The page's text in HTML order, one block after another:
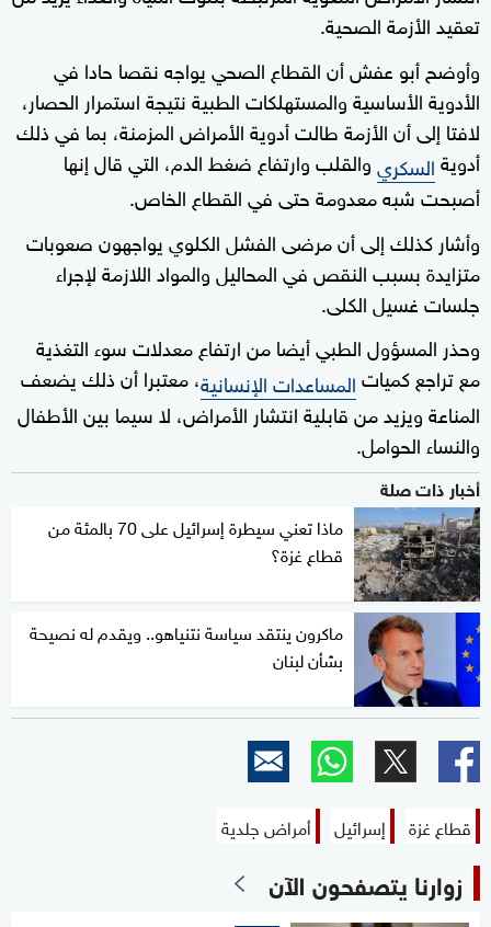
تعقيد الأزمة الصحية.
وأوضح أبو عفش أن القطاع الصحي يواجه نقصا حادا في
الأدوية الأساسية والمستهلكات الطبية نتيجة استمرار الحصار،
لافتا إلى أن الأزمة طالت أدوية الأمراض المزمنة، بما في ذلك
أدويةالسكريوالقلب وارتفاع ضغط الدم، التي قال إنها
أصبحت شبه معدومة حتى في القطاع الخاص.
وأشار كذلك إلى أن مرضى الفشل الكلوي يواجهون صعوبات
متزايدة بسبب النقص في المحاليل والمواد اللازمة لإجراء
جلسات غسيل الكلى.
وحذر المسؤول الطبي أيضا من ارتفاع معدلات سوء التغذية
مع تراجع كمياتالمساعدات الإنسانية، معتبرا أن ذلك يضعف
المناعة ويزيد من قابلية انتشار الأمراض، لا سيما بين الأطفال
والنساء الحوامل.
أخبار ذات صلة
ماذا تعني سيطرة إسرائيل على 70 بالمئة من
قطاع غزة؟
ماكرون ينتقد سياسة نتنياهو.. ويقدم له نصيحة
بشأن لبنان
قطاع غزة إسرائيل أمراض جلدية
زوارنا يتصفحون الآن